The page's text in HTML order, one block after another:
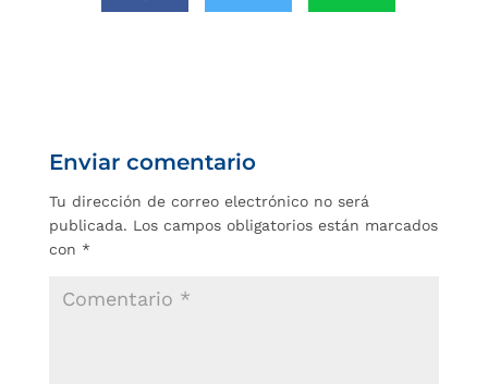
Enviar comentario
Tu dirección de correo electrónico no será
publicada. Los campos obligatorios están marcados
con *